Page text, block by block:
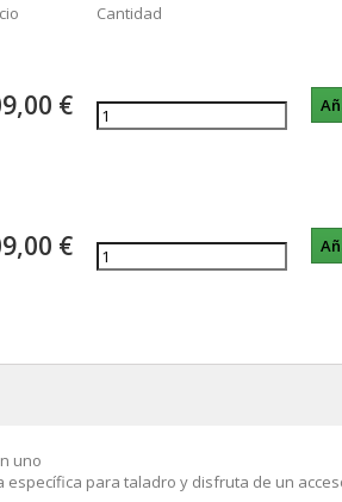
Cantidad
€
€
uno
específica para taladro y disfruta de un